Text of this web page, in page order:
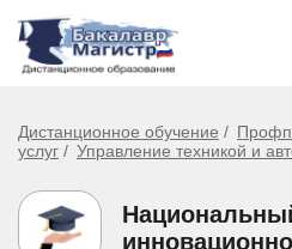
Дистанционное обучение
услуг
Управление техникой и